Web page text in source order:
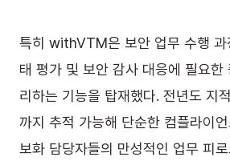
특히 withVTM은 보안 업무 수행 과
태 평가 및 보안 감사 대응에 필요한
리하는 기능을 탑재했다. 전년도 지
까지 추적 가능해 단순한 컴플라이
보화 담당자들의 만성적인 업무 피